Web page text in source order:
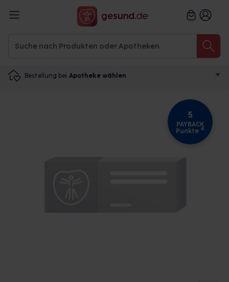
Bestellung bei Apotheke wählen
5
PAYBACK
Punkte 4